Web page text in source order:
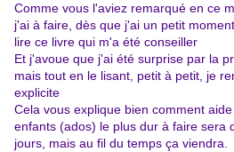
Comme vous l'aviez remarqué en ce
j'ai à faire, dès que j'ai un petit
lire ce livre qui m'a été conseiller
Et j'avoue que j'ai été surprise par la
mais tout en le lisant, petit à petit, je
explicite
Cela vous explique bien comment
enfants (ados) le plus dur à faire sera
jours, mais au fil du temps ça viendra.